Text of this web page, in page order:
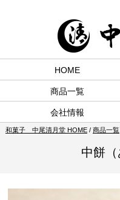
HOME
商品一覧
会社情報
和菓子 中尾清月堂 HOME/ 商品一覧
中餅（